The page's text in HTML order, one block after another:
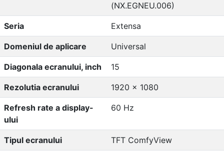
(NX.EGNEU.006)
Seria Extensa
Domeniul de aplicare Universal
Diagonala ecranului, inch 15
Rezolutia ecranului 1920 x 1080
Refresh rate a display-
ului
60 Hz
Tipul ecranului TFT ComfyView